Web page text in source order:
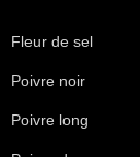
Fleur de sel
Poivre noir
Poivre long